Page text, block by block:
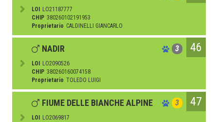
LOI
LO21187777
CHIP 380260102191953
Proprietario CALDINELLI GIANCARLO
NADIR 3 46
LOI
LO2090526
CHIP 380260160074158
Proprietario TOLEDO LUIGI
FIUME DELLE BIANCHE ALPINE 3 47
LOI
LO2069817